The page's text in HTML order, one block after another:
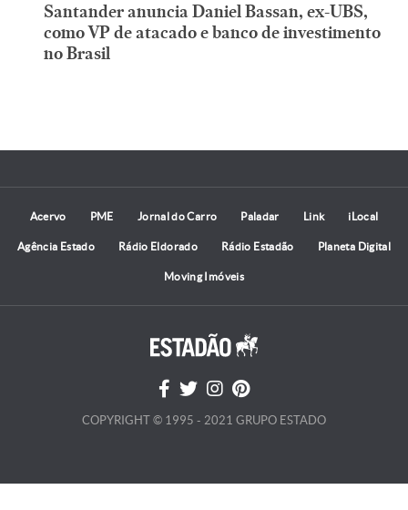
Santander anuncia Daniel Bassan, ex-UBS,
como VP de atacado e banco de investimento
no Brasil
Acervo PME Jornal do Carro Paladar Link iLocal
Agência Estado Rádio Eldorado Rádio Estadão Planeta Digital
Moving Imóveis
COPYRIGHT © 1995 - 2021 GRUPO ESTADO